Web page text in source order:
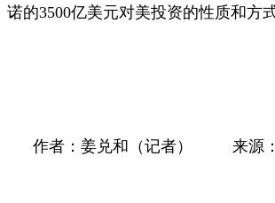
诺的3500亿美元对美投资的性质和方
作者：姜兑和（记者） 来源